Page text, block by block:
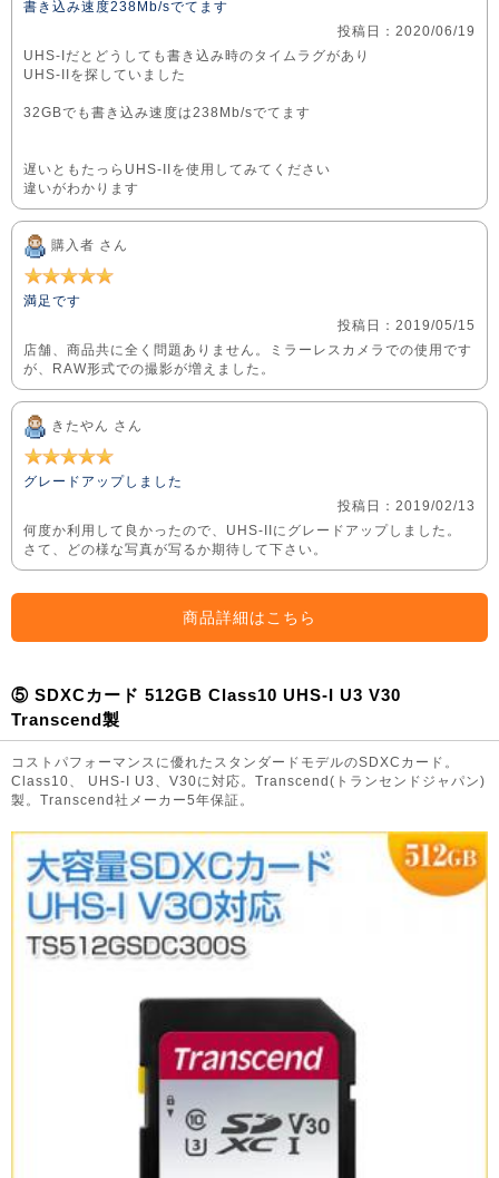
書き込み速度238Mb/sでてます
投稿日：2020/06/19
UHS-Iだとどうしても書き込み時のタイムラグがあり
UHS-IIを探していました
32GBでも書き込み速度は238Mb/sでてます
遅いともたっらUHS-IIを使用してみてください
違いがわかります
購入者 さん
満足です
投稿日：2019/05/15
店舗、商品共に全く問題ありません。ミラーレスカメラでの使用です
が、RAW形式での撮影が増えました。
きたやん さん
グレードアップしました
投稿日：2019/02/13
何度か利用して良かったので、UHS-IIにグレードアップしました。
さて、どの様な写真が写るか期待して下さい。
商品詳細はこちら
⑤ SDXCカード 512GB Class10 UHS-I U3 V30
Transcend製
コストパフォーマンスに優れたスタンダードモデルのSDXCカード。
Class10、 UHS-I U3、V30に対応。Transcend(トランセンドジャパン)
製。Transcend社メーカー5年保証。